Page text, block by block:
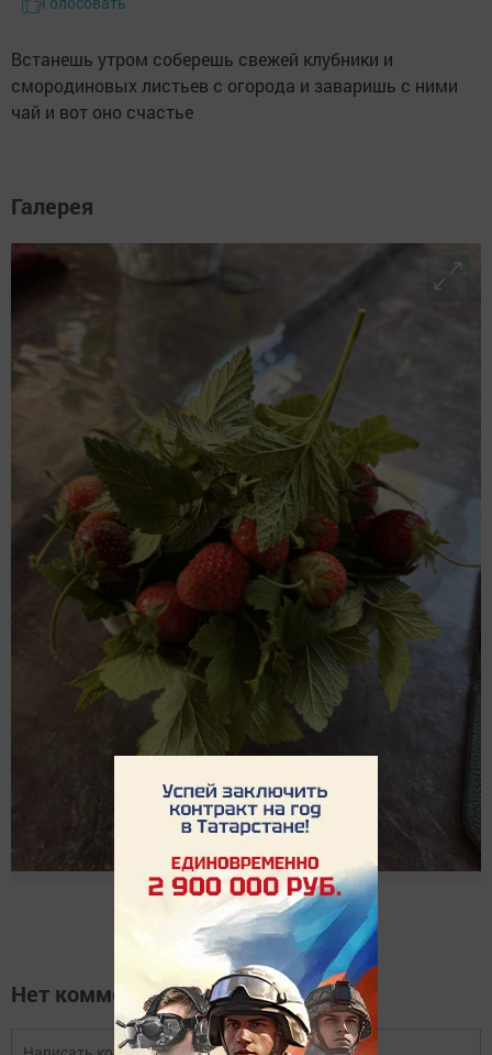
Встанешь утром соберешь свежей клубники и
смородиновых листьев с огорода и заваришь с ними
чай и вот оно счастье
Галерея
Нет комментариев